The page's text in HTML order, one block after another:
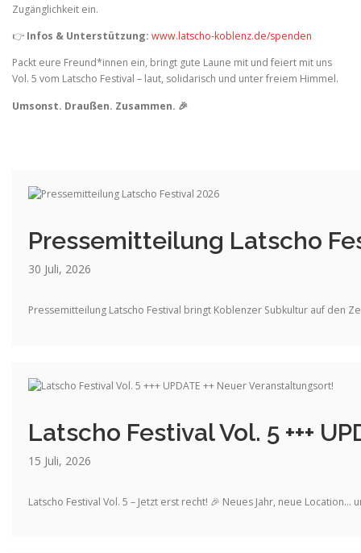
Zugänglichkeit ein.
👉 Infos & Unterstützung: www.latscho-koblenz.de/spenden
Packt eure Freund*innen ein, bringt gute Laune mit und feiert mit uns
Vol. 5 vom Latscho Festival – laut, solidarisch und unter freiem Himmel.
Umsonst. Draußen. Zusammen. 🎉
Pressemitteilung Latscho
30 Juli, 2026
Pressemitteilung Latscho Festival bringt Koblenzer Subkultur auf den
Latscho Festival Vol. 5 +++
15 Juli, 2026
Latscho Festival Vol. 5 – Jetzt erst recht! 🎉 Neues Jahr, neue